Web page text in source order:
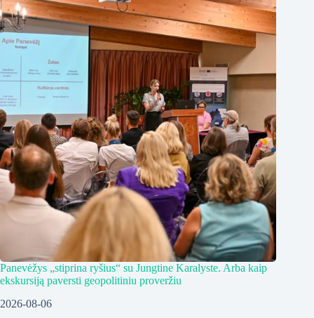
Panevėžys „stiprina ryšius“ su Jungtine Karalyste. Arba kaip
ekskursiją paversti geopolitiniu proveržiu
2026-08-06